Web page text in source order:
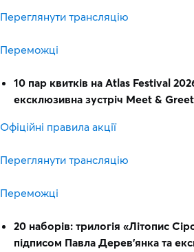
Переглянути трансляцію
Переможці
10 пар квитків на Atlas Festival
ексклюзивна зустріч Meet &
Офіційні правила акції
Переглянути трансляцію
Переможці
20 наборів: трилогія «Літопис
підписом Павла Дерев'янка та